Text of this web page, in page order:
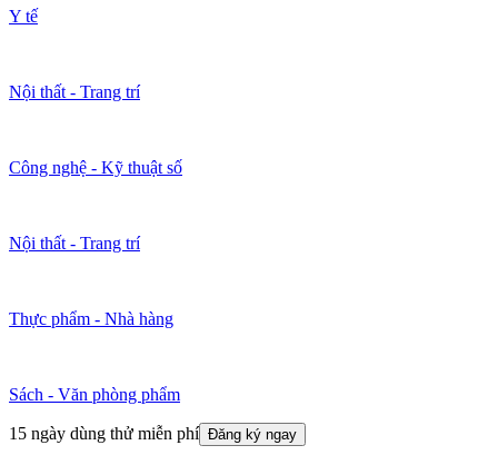
Y tế
Nội thất - Trang trí
Công nghệ - Kỹ thuật số
Nội thất - Trang trí
Thực phẩm - Nhà hàng
Sách - Văn phòng phẩm
15 ngày dùng thử miễn phí Đăng ký ngay